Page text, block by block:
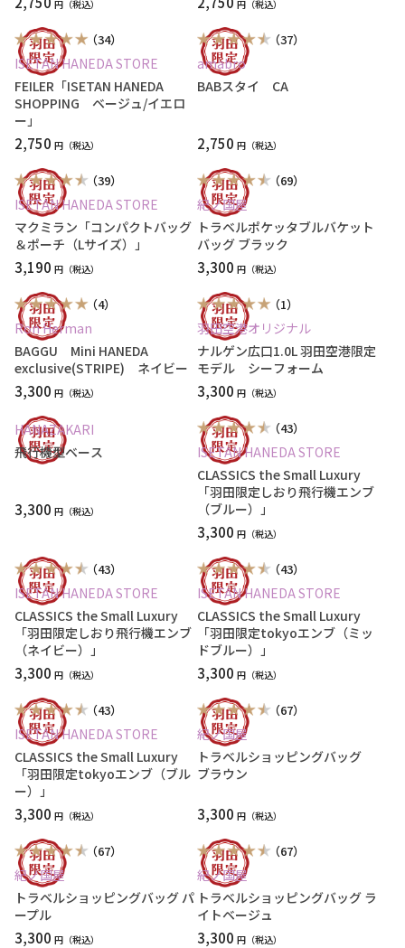
円 円
（34）
ISETAN HANEDA STORE
FEILER「ISETAN HANEDA
SHOPPING ベージュ/イエロ
ー」
2,750 円
（37）
amabro
BABスタイ CA
2,750 円
（39）
ISETAN HANEDA STORE
マクミラン「コンパクトバッグ
＆ポーチ（Lサイズ）」
3,190 円
（69）
紀ノ国屋
トラベルポケッタブルバケット
バッグ ブラック
3,300 円
（4）
Ron Herman
BAGGU Mini HANEDA
exclusive(STRIPE) ネイビー
3,300 円
（1）
羽田空港オリジナル
ナルゲン広口1.0L 羽田空港限定
モデル シーフォーム
3,300 円
HANAZAKARI
飛行機型ベース
3,300 円
（43）
ISETAN HANEDA STORE
CLASSICS the Small Luxury
「羽田限定しおり飛行機エンブ
（ブルー）」
3,300 円
（43）
ISETAN HANEDA STORE
CLASSICS the Small Luxury
「羽田限定しおり飛行機エンブ
（ネイビー）」
3,300 円
（43）
ISETAN HANEDA STORE
CLASSICS the Small Luxury
「羽田限定tokyoエンブ（ミッ
ドブルー）」
3,300 円
（43）
ISETAN HANEDA STORE
CLASSICS the Small Luxury
「羽田限定tokyoエンブ（ブル
ー）」
3,300 円
（67）
紀ノ国屋
トラベルショッピングバッグ
ブラウン
3,300 円
（67）
紀ノ国屋
トラベルショッピングバッグ パ
ープル
3,300 円
（67）
紀ノ国屋
トラベルショッピングバッグ ラ
イトベージュ
3,300 円